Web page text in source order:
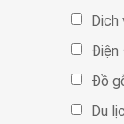
Dịch
Điện
Đồ
Du